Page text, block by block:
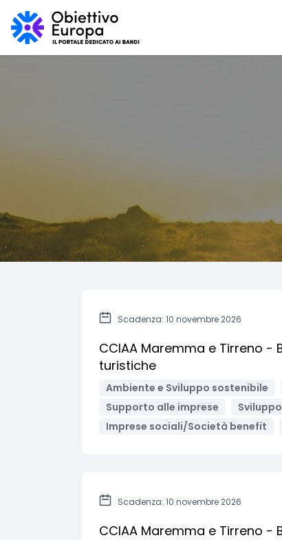
Scadenza: 10 novembre 2026
CCIAA Maremma e Tirreno -
turistiche
Ambiente e Sviluppo sostenibile
Supporto alle imprese
Imprese sociali/Società benefit
Scadenza: 10 novembre 2026
CCIAA Maremma e Tirreno